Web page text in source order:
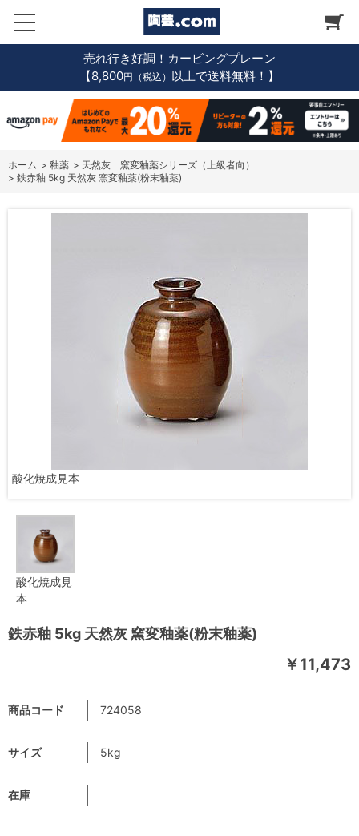
売れ行き好調！カービングプレーン
【8,800円（税込） 以上で送料無料！】
ホーム > 釉薬 > 天然灰 窯変釉薬シリーズ（上級者向）
> 鉄赤釉 5kg 天然灰 窯変釉薬(粉末釉薬)
酸化焼成見本
酸化焼成見
本
鉄赤釉 5kg 天然灰 窯変釉薬(粉末釉薬)
￥11,473
商品コード 724058
サイズ 5kg
在庫